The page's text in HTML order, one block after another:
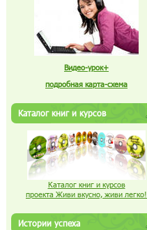
Видео-урок+
подробная карта-схема
Каталог книг и курсов
Каталог книг и курсов
проекта Живи вкусно, живи легко!
Истории успеха